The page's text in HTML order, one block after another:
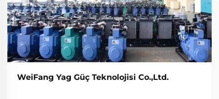
WeiFang Yag Güç Teknolojisi Co.,Ltd.